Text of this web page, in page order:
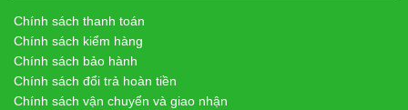
Chính sách thanh toán
Chính sách kiểm hàng
Chính sách bảo hành
Chính sách đổi trả hoàn tiền
Chính sách vận chuyển và giao nhận